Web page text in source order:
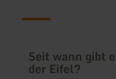
Seit wann gibt
der Eifel?